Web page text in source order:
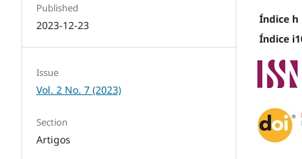
Published
2023-12-23
Issue
Vol. 2 No. 7 (2023)
Section
Artigos
Índice h
Índice